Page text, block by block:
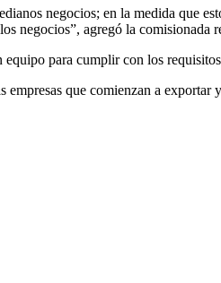
negocios; en la medida que
negocios”, agregó la comisionada
para cumplir con los
que comienzan a